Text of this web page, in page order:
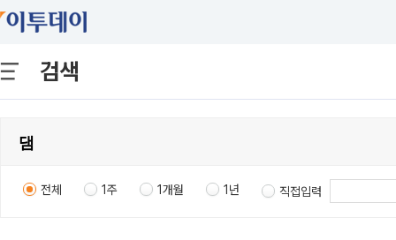
검색
전체 1주 1개월 1년 직접입력